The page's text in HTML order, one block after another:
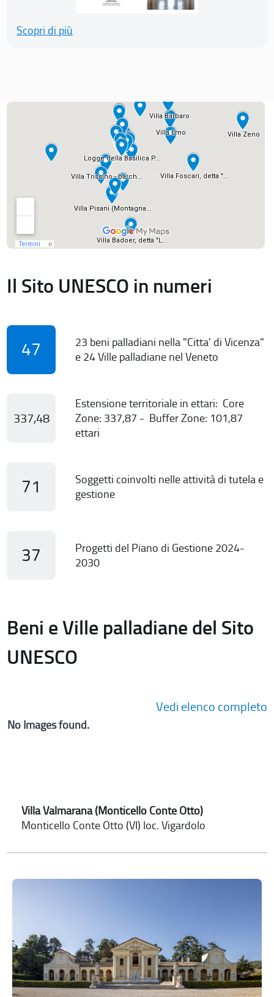
Scopri di più
Il Sito UNESCO in numeri
47
23 beni palladiani nella "Citta' di Vicenza"
e 24 Ville palladiane nel Veneto
337,48
Estensione territoriale in ettari: Core
Zone: 337,87 - Buffer Zone: 101,87
ettari
71
Soggetti coinvolti nelle attività di tutela e
gestione
37
Progetti del Piano di Gestione 2024-
2030
Beni e Ville palladiane del Sito
UNESCO
Vedi elenco completo
No Images found.
Villa Valmarana (Monticello Conte Otto)
Monticello Conte Otto (VI) loc. Vigardolo